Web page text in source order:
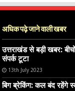
अधिक पढ़े जाने वाली खबर
उत्तराखंड से बड़ी खबर:
संपर्क टूटा
13th July 2023
बिग ब्रेकिंग: कल बंद